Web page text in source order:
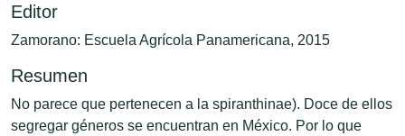
Editor
Zamorano: Escuela Agrícola Panamericana, 2015
Resumen
No parece que pertenecen a la spiranthinae). Doce de ellos
segregar géneros se encuentran en México. Por lo que